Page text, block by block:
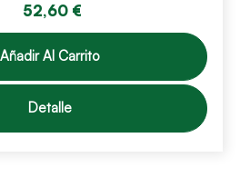
52,60 €
Añadir Al Carrito
Detalle